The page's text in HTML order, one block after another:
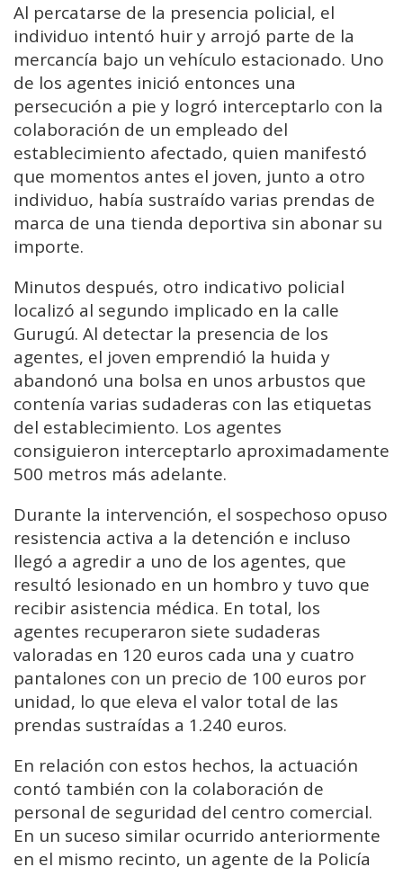
Al percatarse de la presencia policial, el
individuo intentó huiry arrojó parte de la
mercancía bajo un vehículo estacionado. Uno
de los agentes inició entonces una
persecución a pie y logró interceptarlo con la
colaboración de un empleado del
establecimiento afectado, quien manifestó
que momentos antes el joven, junto a otro
individuo, había sustraído varias prendas de
marca de una tienda deportiva sin abonar su
importe.
Minutos después, otro indicativo policial
localizó al segundo implicado en la calle
Gurugú. Al detectar la presencia de los
agentes, el joven emprendió la huida y
abandonó una bolsa en unos arbustos que
contenía varias sudaderas con las etiquetas
del establecimiento. Los agentes
consiguieron interceptarlo aproximadamente
500 metros más adelante.
Durante la intervención, el sospechoso opuso
resistencia activa a la detención e incluso
llegó a agredir a uno de los agentes, que
resultó lesionado en un hombro y tuvo que
recibir asistencia médica. En total, los
agentes recuperaron siete sudaderas
valoradas en 120 euros cada una y cuatro
pantalones con un precio de 100 euros por
unidad, lo que eleva el valor total de las
prendas sustraídas a 1.240 euros.
En relación con estos hechos, la actuación
contó también con la colaboración de
personal de seguridad del centro comercial.
En un suceso similar ocurrido anteriormente
en el mismo recinto, un agente de la Policía